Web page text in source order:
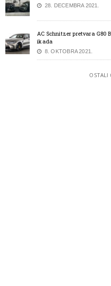
28. DECEMBRA 2021.
AC Schnitzer pretvara G80
ikada
8. OKTOBRA 2021.
OSTALI